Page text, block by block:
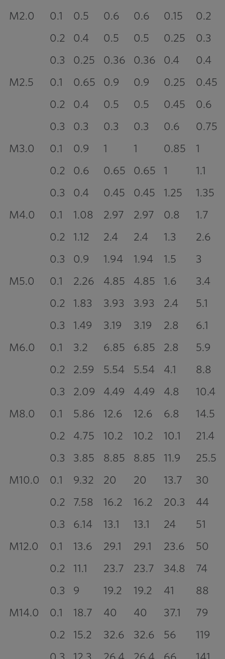
M2.0
0.1 0.5 0.6 0.6 0.15
0.2
0.2
0.4 0.5 0.5 0.25
0.3
0.3
0.25 0.36 0.36 0.4
0.4
M2.5
0.1 0.65 0.9 0.9 0.25
0.45
0.2
0.4 0.5 0.5 0.45
0.6
0.3
0.3 0.3 0.3 0.6
0.75
M3.0
0.1 0.9 1 1 0.85
1
0.2
0.6 0.65 0.65 1
1.1
0.3
0.4 0.45 0.45 1.25
1.35
M4.0
0.1 1.08 2.97 2.97 0.8
1.7
0.2
1.12 2.4 2.4 1.3
2.6
0.3
0.9 1.94 1.94 1.5
3
M5.0
0.1 2.26 4.85 4.85 1.6
3.4
0.2
1.83 3.93 3.93 2.4
5.1
0.3
1.49 3.19 3.19 2.8
6.1
M6.0
0.1 3.2 6.85 6.85 2.8
5.9
0.2
2.59 5.54 5.54 4.1
8.8
0.3
2.09 4.49 4.49 4.8
10.4
M8.0
0.1 5.86 12.6 12.6 6.8
14.5
0.2
4.75 10.2 10.2 10.1
21.4
0.3
3.85 8.85 8.85 11.9
25.5
M10.0
0.1 9.32 20 20 13.7
30
0.2
7.58 16.2 16.2 20.3
44
0.3
6.14 13.1 13.1 24
51
M12.0
0.1 13.6 29.1 29.1 23.6
50
0.2
11.1 23.7 23.7 34.8
74
0.3
9 19.2 19.2 41
88
M14.0
0.1 18.7 40 40 37.1
79
0.2
15.2 32.6 32.6 56
119